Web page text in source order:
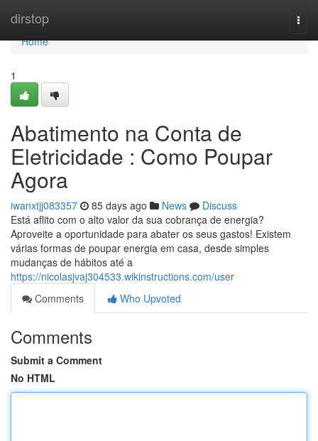
dirstop
Home
Home
1
Abatimento na Conta de
Eletricidade : Como Poupar
Agora
iwanxtjj083357 85 days ago News
Discuss
Está aflito com o alto valor da sua cobrança de energia?
Aproveite a oportunidade para abater os seus gastos! Existem
várias formas de poupar energia em casa, desde simples
mudanças de hábitos até a
https://nicolasjvaj304533.wikinstructions.com/user
Comments
Who Upvoted
Comments
Submit a Comment
No HTML